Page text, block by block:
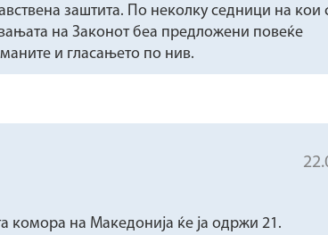
заштита. По неколку седници на кои
на Законот беа предложени повеќе
и гласањето по нив.
комора на Македонија ќе ја одржи 21.